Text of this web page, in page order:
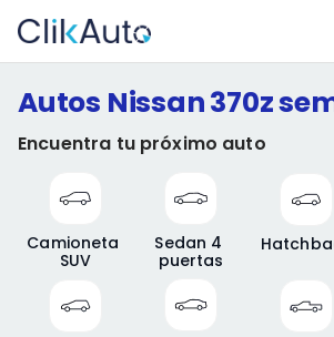
Autos Nissan 370z
Encuentra tu próximo auto
Camioneta
SUV
Sedan 4
puertas